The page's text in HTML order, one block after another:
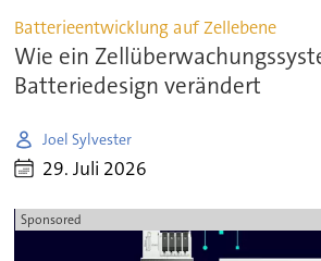
Batterieentwicklung auf Zellebene
Wie ein
Batteriedesign verändert
Joel Sylvester
29. Juli 2026
Sponsored